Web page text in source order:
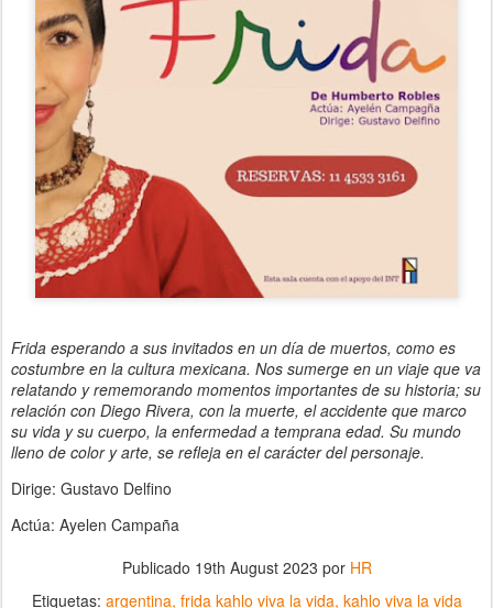
Frida esperando a sus invitados en un día de muertos, como es
costumbre en la cultura mexicana. Nos sumerge en un viaje que va
relatando y rememorando momentos importantes de su historia; su
relación con Diego Rivera, con la muerte, el accidente que marco
su vida y su cuerpo, la enfermedad a temprana edad. Su mundo
lleno de color y arte, se refleja en el carácter del personaje.
Dirige: Gustavo Delfino
Actúa: Ayelen Campaña
Publicado 19th August 2023 por HR
Etiquetas: argentina frida kahlo viva la vida kahlo viva la vida